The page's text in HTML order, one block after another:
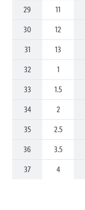
29 11
30 12
31 13
32 1
33 1.5
34 2
35 2.5
36 3.5
37 4